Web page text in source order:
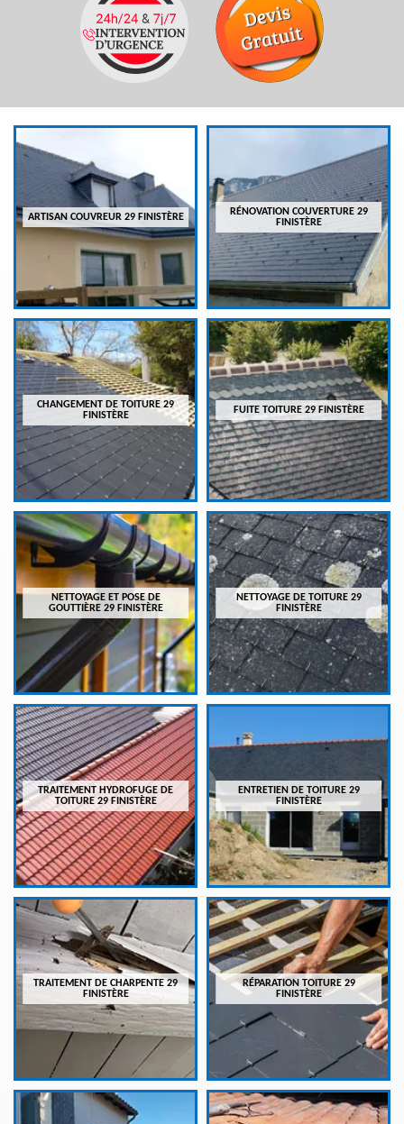
ARTISAN COUVREUR 29 FINISTÈRE
RÉNOVATION COUVERTURE 29
FINISTÈRE
CHANGEMENT DE TOITURE 29
FINISTÈRE
FUITE TOITURE 29 FINISTÈRE
NETTOYAGE ET POSE DE
GOUTTIÈRE 29 FINISTÈRE
NETTOYAGE DE TOITURE 29
FINISTÈRE
TRAITEMENT HYDROFUGE DE
TOITURE 29 FINISTÈRE
ENTRETIEN DE TOITURE 29
FINISTÈRE
TRAITEMENT DE CHARPENTE 29
FINISTÈRE
RÉPARATION TOITURE 29
FINISTÈRE